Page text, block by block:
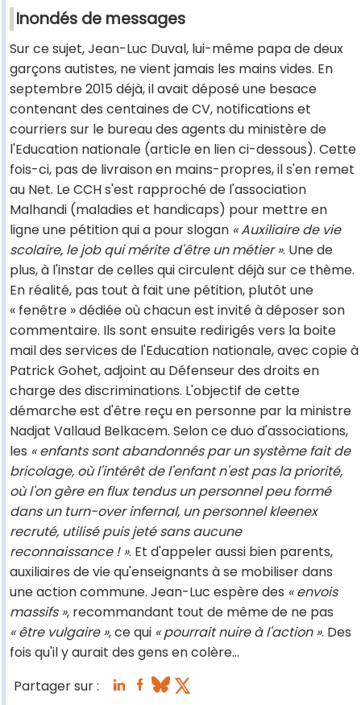
Inondés de messages
Sur ce sujet, Jean-Luc Duval, lui-même papa de deux
garçons autistes, ne vient jamais les mains vides. En
septembre 2015 déjà, il avait déposé une besace
contenant des centaines de CV, notifications et
courriers sur le bureau des agents du ministère de
l'Education nationale (article en lien ci-dessous). Cette
fois-ci, pas de livraison en mains-propres, il s'en remet
au Net. Le CCH s'est rapproché de l'association
Malhandi (maladies et handicaps) pour mettre en
ligne une pétition qui a pour slogan « Auxiliaire de vie
scolaire, le job qui mérite d'être un métier ». Une de
plus, à l'instar de celles qui circulent déjà sur ce thème.
En réalité, pas tout à fait une pétition, plutôt une
« fenêtre » dédiée où chacun est invité à déposer son
commentaire. Ils sont ensuite redirigés vers la boite
mail des services de l'Education nationale, avec copie à
Patrick Gohet, adjoint au Défenseur des droits en
charge des discriminations. L'objectif de cette
démarche est d'être reçu en personne par la ministre
Nadjat Vallaud Belkacem. Selon ce duo d'associations,
les « enfants sont abandonnés par un système fait de
bricolage, où l'intérêt de l'enfant n'est pas la priorité,
où l'on gère en flux tendus un personnel peu formé
dans un turn-over infernal, un personnel kleenex
recruté, utilisé puis jeté sans aucune
reconnaissance ! ». Et d'appeler aussi bien parents,
auxiliaires de vie qu'enseignants à se mobiliser dans
une action commune. Jean-Luc espère des « envois
massifs », recommandant tout de même de ne pas
« être vulgaire », ce qui « pourrait nuire à l'action ». Des
fois qu'il y aurait des gens en colère…
Partager sur :